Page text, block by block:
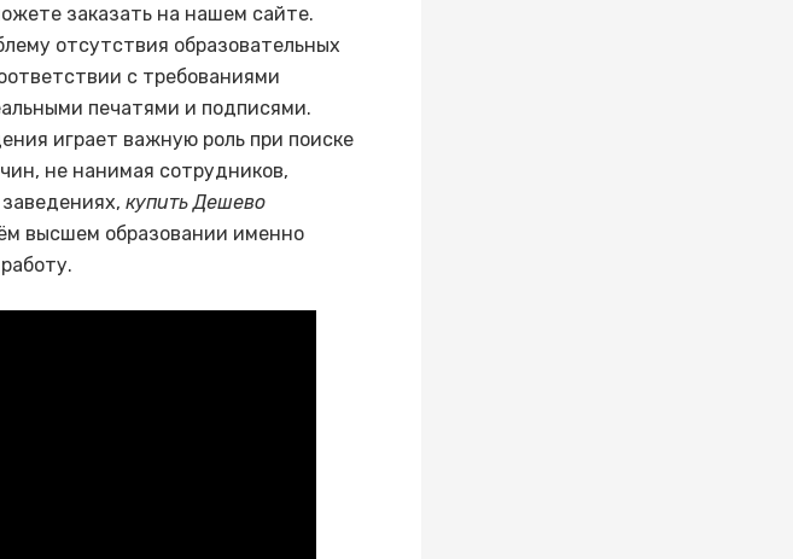
заказать на нашем сайте.
отсутствия образовательных
с требованиями
печатями и подписями.
играет важную роль при поиске
не нанимая сотрудников,
купить Дешево
высшем образовании именно